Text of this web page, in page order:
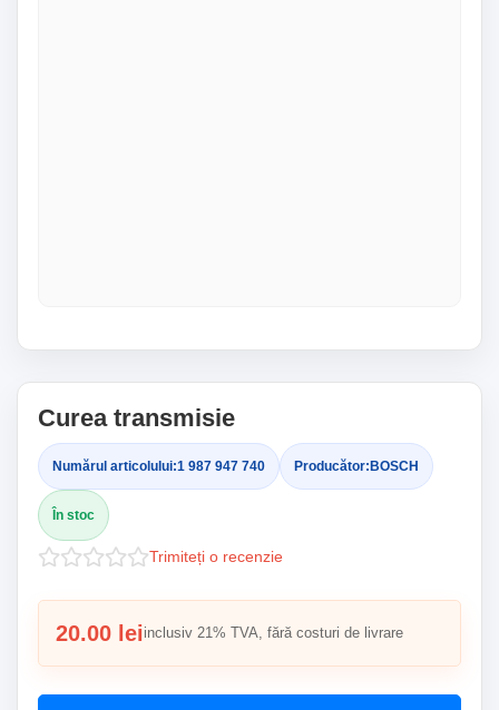
Curea transmisie
Numărul articolului:1 987 947 740 Producător: BOSCH
În stoc
Trimiteți o recenzie
20.00 leiinclusiv 21% TVA, fără costuri de livrare